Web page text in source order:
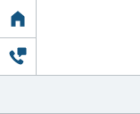
Link
zur
Startseite